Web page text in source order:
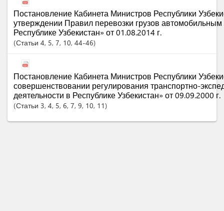
Постановление Кабинета Министров Республики
утверждении Правил перевозки грузов
Республике Узбекистан» от 01.08.2014 г.
Статьи 4, 5, 7, 10, 44-46
Постановление Кабинета Министров Республики
совершенствовании регулирования транспортно-
деятельности в Республике Узбекистан» от 09.09.2000 г.
Статьи 3, 4, 5, 6, 7, 9, 10, 11